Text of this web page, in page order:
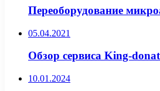
Переоборудование
05.04.2021
Обзор сервиса King-
10.01.2024